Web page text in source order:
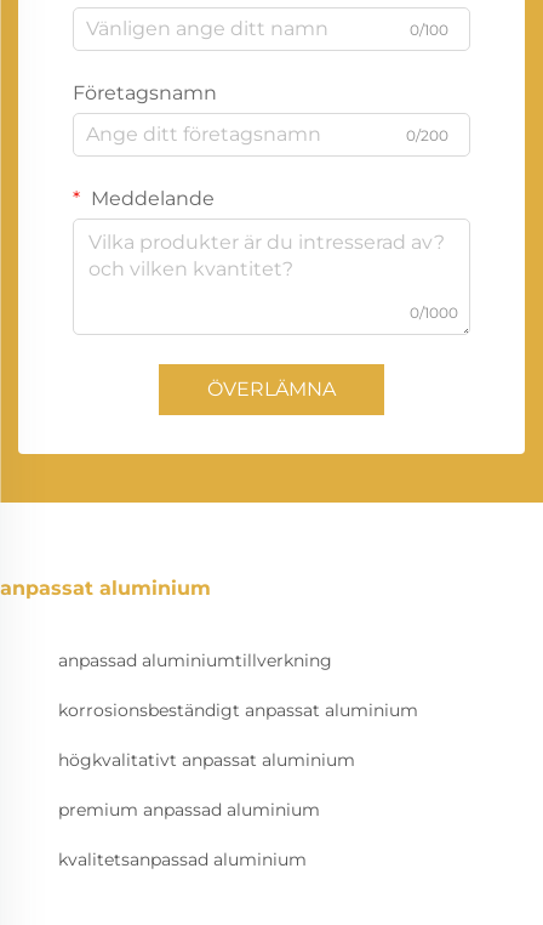
0/100
Företagsnamn
0/200
Meddelande
0/1000
ÖVERLÄMNA
anpassat aluminium
anpassad aluminiumtillverkning
korrosionsbeständigt anpassat aluminium
högkvalitativt anpassat aluminium
premium anpassad aluminium
kvalitetsanpassad aluminium